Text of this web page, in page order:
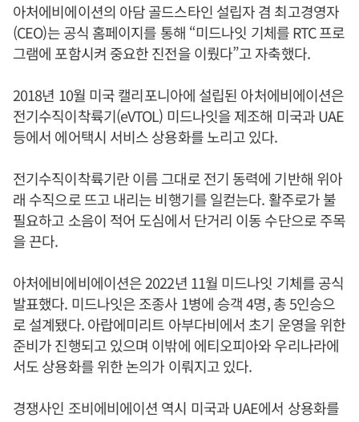
아처에비에이션의 아담 골드스타인 설립자 겸 최고경영자
(CEO)는 공식 홈페이지를 통해 “미드나잇 기체를 RTC 프로
그램에 포함시켜 중요한 진전을 이뤘다”고 자축했다.
2018년 10월 미국 캘리포니아에 설립된 아처에비에이션은
전기수직이착륙기(eVTOL) 미드나잇을 제조해 미국과 UAE
등에서 에어택시 서비스 상용화를 노리고 있다.
전기수직이착륙기란 이름 그대로 전기 동력에 기반해 위아
래 수직으로 뜨고 내리는 비행기를 일컫는다. 활주로가 불
필요하고 소음이 적어 도심에서 단거리 이동 수단으로 주목
을 끈다.
아처에비에비에이션은 2022년 11월 미드나잇 기체를 공식
발표했다. 미드나잇은 조종사 1병에 승객 4명, 총 5인승으
로 설계됐다. 아랍에미리트 아부다비에서 초기 운영을 위한
준비가 진행되고 있으며 이밖에 에티오피아와 우리나라에
서도 상용화를 위한 논의가 이뤄지고 있다.
경쟁사인 조비에비에이션 역시 미국과 UAE에서 상용화를